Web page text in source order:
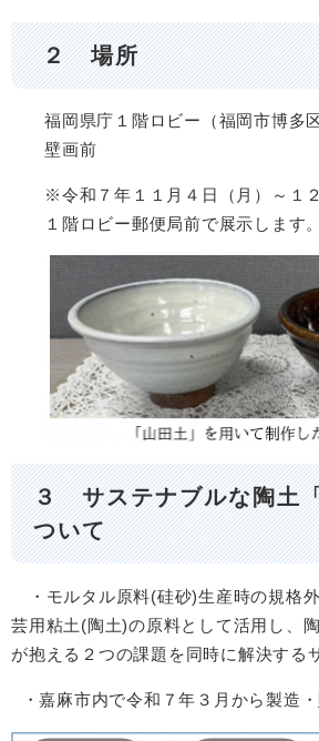
２ 場所
福岡県庁１階ロビー（福岡市博
壁画前
※令和７年１１月４日（月）～１
１階ロビー郵便局前で展示します。
３ サステナブルな陶土
ついて
・モルタル原料(硅砂)生産時の規格
芸用粘土(陶土)の原料として活用し、
が抱える２つの課題を同時に解決する
・嘉麻市内で令和７年３月から製造・